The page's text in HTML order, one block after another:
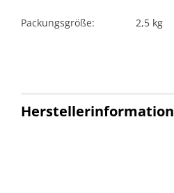
Packungsgröße: 2,5 kg
Herstellerinformation